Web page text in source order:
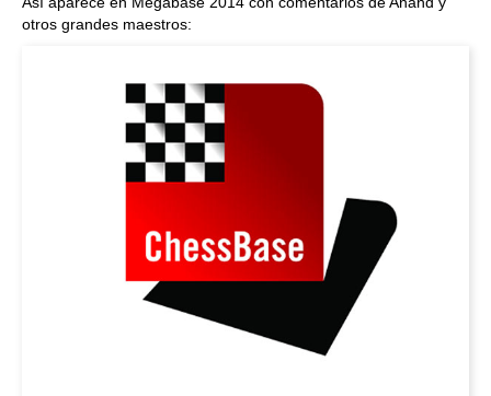
otros grandes maestros: